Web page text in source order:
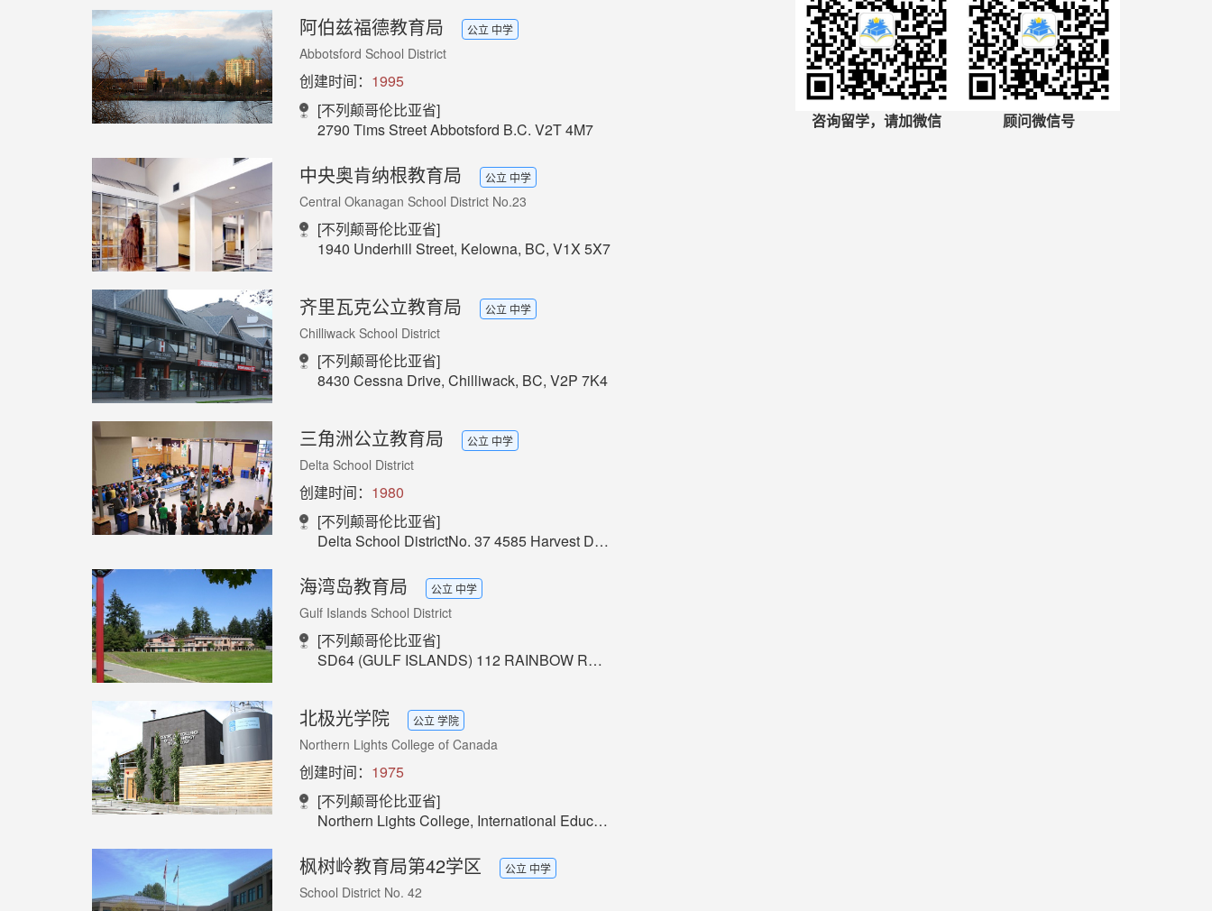
阿伯兹福德教育局 公立 中学
Abbotsford School District
创建时间： 1995
[不列颠哥伦比亚省]
2790 Tims Street Abbotsford B.C. V2T 4M7
中央奥肯纳根教育局 公立 中学
Central Okanagan School District No.23
[不列颠哥伦比亚省]
1940 Underhill Street, Kelowna, BC, V1X 5X7
齐里瓦克公立教育局 公立 中学
Chilliwack School District
[不列颠哥伦比亚省]
8430 Cessna Drive, Chilliwack, BC, V2P 7K4
三角洲公立教育局 公立 中学
Delta School District
创建时间： 1980
[不列颠哥伦比亚省]
Delta School DistrictNo. 37 4585 Harvest Drive，Delta, BC V4K 5B4，Canada
海湾岛教育局 公立 中学
Gulf Islands School District
[不列颠哥伦比亚省]
SD64 (GULF ISLANDS) 112 RAINBOW ROAD, SALT SPRING ISLAND, BC V8K 2K3
北极光学院 公立 学院
Northern Lights College of Canada
创建时间： 1975
[不列颠哥伦比亚省]
Northern Lights College, International Education Department, Box 1000, Fort St. John, BC, Canada, V1J 6K1
枫树岭教育局第42学区 公立 中学
School District No. 42
咨询留学，请加微信 顾问微信号